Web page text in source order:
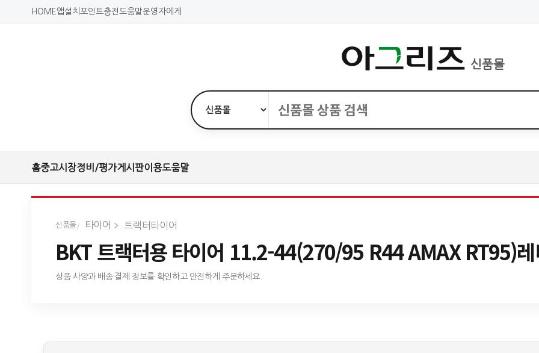
HOME 앱설치 포인트충전도움말운영자에게
신품몰
홈중고시장정비/평가게시판이용도움말
신품몰 타이어 트랙터타이어
BKT 트랙터용 타이어 11.2-44(270/95 R44 AMAX RT95)
상품 사양과 배송·결제 정보를 확인하고 안전하게 주문하세요.